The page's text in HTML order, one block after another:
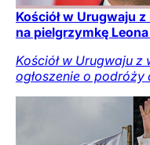
Kościół w Urugwaju
na pielgrzymkę
Kościół w Urugwaju
ogłoszenie o podróży